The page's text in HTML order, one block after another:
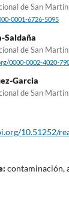
de San Martín
0001-6726-5095
Saldaña
de San Martín
0000-0002-4020-
Garcia
de San Martín
10.51252/
contaminación,